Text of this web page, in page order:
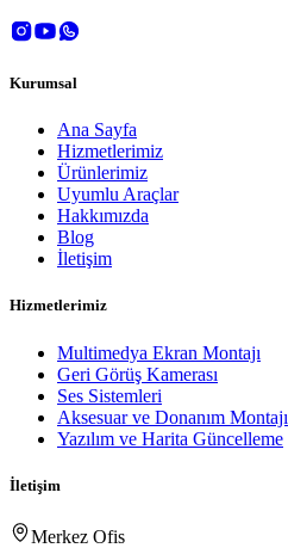
Kurumsal
Ana Sayfa
Hizmetlerimiz
Ürünlerimiz
Uyumlu Araçlar
Hakkımızda
Blog
İletişim
Hizmetlerimiz
Multimedya Ekran Montajı
Geri Görüş Kamerası
Ses Sistemleri
Aksesuar ve Donanım Montajı
Yazılım ve Harita Güncelleme
İletişim
Merkez Ofis